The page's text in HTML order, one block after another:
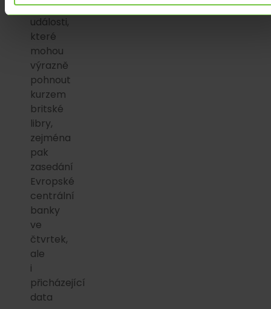
důležité
události,
které
mohou
výrazně
pohnout
kurzem
britské
libry,
zejména
pak
zasedání
Evropské
centrální
banky
ve
čtvrtek,
ale
i
přicházející
data